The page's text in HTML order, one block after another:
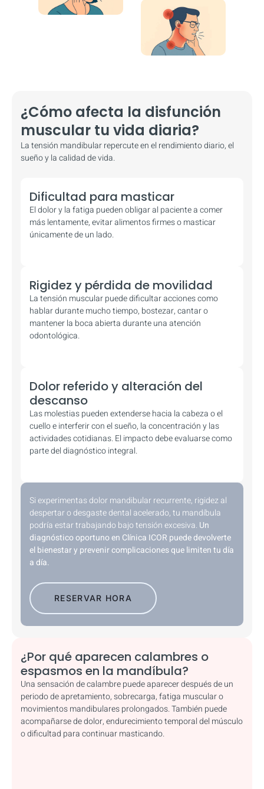
¿Cómo afecta la disfunción
muscular tu vida diaria?
La tensión mandibular repercute en el rendimiento diario, el
sueño y la calidad de vida.
Dificultad para masticar
El dolor y la fatiga pueden obligar al paciente a comer
más lentamente, evitar alimentos firmes o masticar
únicamente de un lado.
Rigidez y pérdida de movilidad
La tensión muscular puede dificultar acciones como
hablar durante mucho tiempo, bostezar, cantar o
mantener la boca abierta durante una atención
odontológica.
Dolor referido y alteración del
descanso
Las molestias pueden extenderse hacia la cabeza o el
cuello e interferir con el sueño, la concentración y las
actividades cotidianas. El impacto debe evaluarse como
parte del diagnóstico integral.
Si experimentas dolor mandibular recurrente, rigidez al
despertar o desgaste dental acelerado, tu mandíbula
podría estar trabajando bajo tensión excesiva. Un
diagnóstico oportuno en Clínica ICOR puede devolverte
el bienestar y prevenir complicaciones que limiten tu día
a día.
RESERVAR HORA
¿Por qué aparecen calambres o
espasmos en la mandíbula?
Una sensación de calambre puede aparecer después de un
periodo de apretamiento, sobrecarga, fatiga muscular o
movimientos mandibulares prolongados. También puede
acompañarse de dolor, endurecimiento temporal del músculo
o dificultad para continuar masticando.